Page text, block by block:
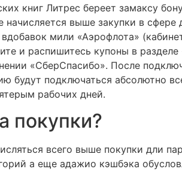
книг Литрес береет замаксу
начисляется выше закупки в
мили «Аэрофлота»
и распишитесь купоны в
«СберСпасибо». После
будут подключаться абсолютно
рабочих дней.
покупки?
всего выше покупки дли
а еще адажио кэшбэка